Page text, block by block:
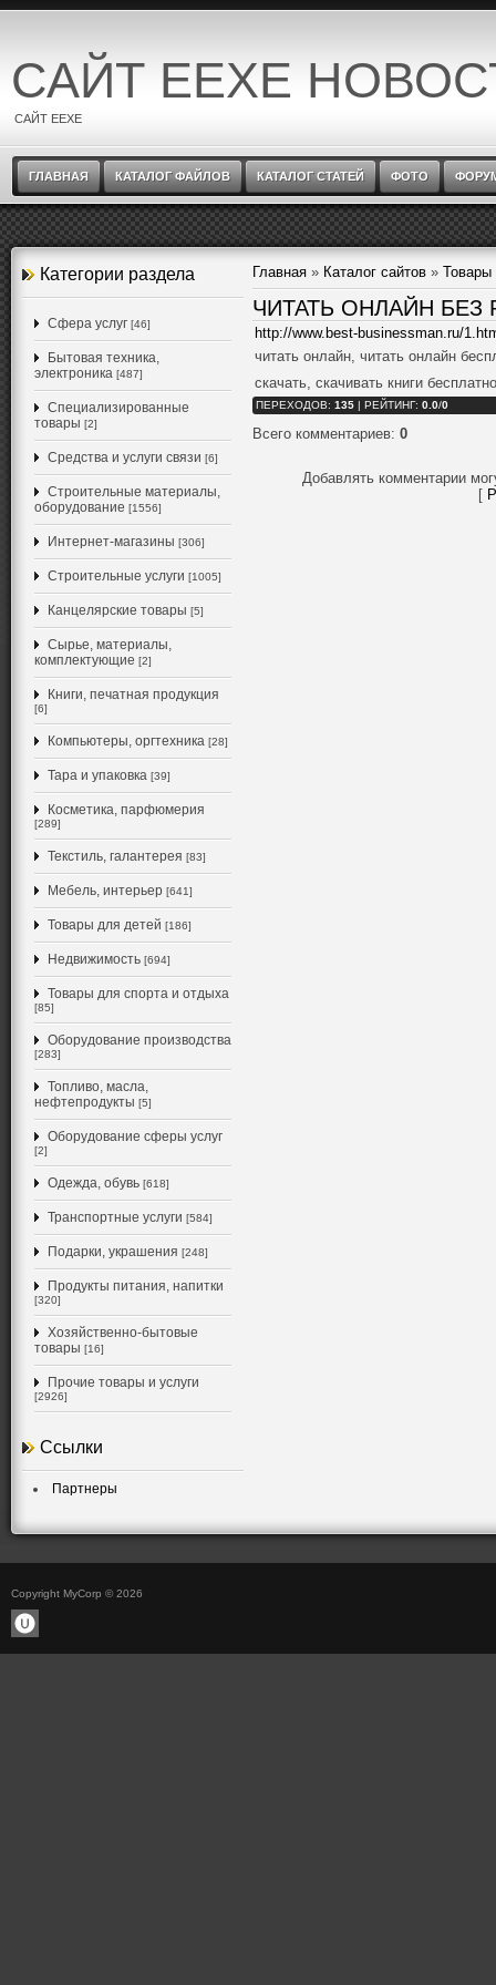
САЙТ EEXE
САЙТ EEXE
ГЛАВНАЯ КАТАЛОГ ФАЙЛОВ КАТАЛОГ СТАТЕЙ ФОТО
Категории раздела
Cфера услуг [46]
Бытовая техника,
электроника [487]
Специализированные
товары [2]
Средства и услуги связи [6]
Строительные материалы,
оборудование [1556]
Интернет-магазины [306]
Строительные услуги [1005]
Канцелярские товары [5]
Сырье, материалы,
комплектующие [2]
Книги, печатная продукция
[6]
Компьютеры, оргтехника [28]
Тара и упаковка [39]
Косметика, парфюмерия
[289]
Текстиль, галантерея [83]
Мебель, интерьер [641]
Товары для детей [186]
Недвижимость [694]
Товары для спорта и отдыха
[85]
Оборудование производства
[283]
Топливо, масла,
нефтепродукты [5]
Оборудование сферы услуг
[2]
Одежда, обувь [618]
Транспортные услуги [584]
Подарки, украшения [248]
Продукты питания, напитки
[320]
Хозяйственно-бытовые
товары [16]
Прочие товары и услуги
[2926]
Ссылки
Партнеры
Главная » Каталог сайтов » Товары
ЧИТАТЬ ОНЛАЙН БЕЗ
http://www.best-businessman.ru/
читать онлайн, читать онлайн
скачать, скачивать книги
ПЕРЕХОДОВ: 135 | РЕЙТИНГ: 0.0/0
Всего комментариев: 0
Добавлять комментарии
[
Copyright MyCorp © 2026